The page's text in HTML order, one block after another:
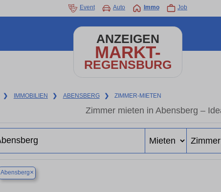
Event Auto Immo Job
ANZEIGEN
MARKT-
REGENSBURG
❯ IMMOBILIEN ❯ ABENSBERG ❯ ZIMMER-MIETEN
Zimmer mieten in Abensberg –
Abensberg×